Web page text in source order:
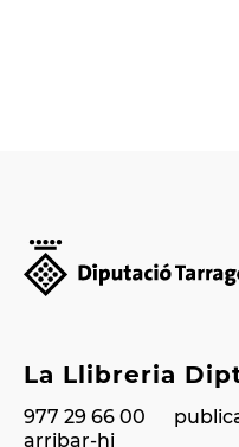
La Llibreria
977 29 66 00
arribar-hi